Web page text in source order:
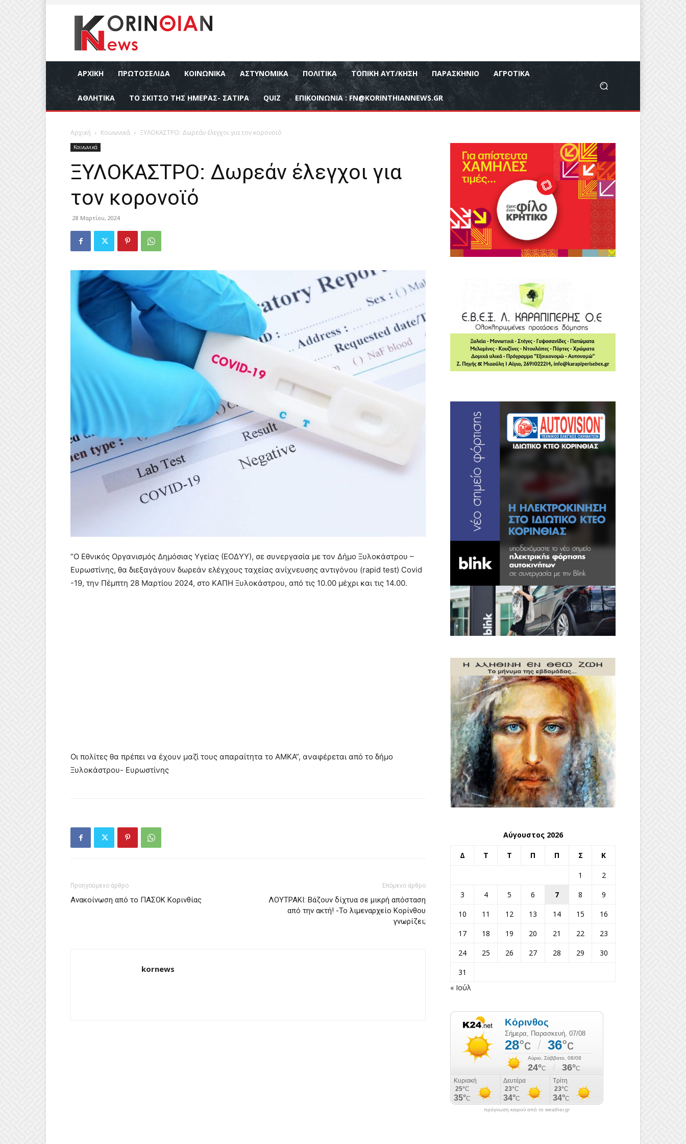
ΑΡΧΙΚΉ ΠΡΩΤΟΣΕΛΙΔΑ ΚΟΙΝΩΝΙΚΆ ΑΣΤΥΝΟΜΙΚΆ ΠΟΛΙΤΙΚΆ ΤΟΠΙΚΉ ΑΥΤ/ΚΗΣΗ ΠΑΡΑΣΚΉΝΙΟ ΑΓΡΟΤΙΚΆ
ΑΘΛΗΤΙΚΆ ΤΟ ΣΚΙΤΣΟ ΤΗΣ ΗΜΕΡΑΣ- ΣΑΤΙΡΑ QUIZ ΕΠΙΚΟΙΝΩΝΊΑ : FN@KORINTHIANNEWS.GR
Αρχική Κοινωνικά ΞΥΛΟΚΑΣΤΡΟ: Δωρεάν έλεγχοι για τον κορονοϊό
Κοινωνικά
ΞΥΛΟΚΑΣΤΡΟ: Δωρεάν έλεγχοι για
τον κορονοϊό
28 Μαρτίου, 2024
“Ο Εθνικός Οργανισμός Δημόσιας Υγείας (ΕΟΔΥΥ), σε συνεργασία με τον Δήμο Ξυλοκάστρου –
Ευρωστίνης, θα διεξαγάγουν δωρεάν ελέγχους ταχείας ανίχνευσης αντιγόνου (rapid test) Covid
-19, την Πέμπτη 28 Μαρτίου 2024, στο ΚΑΠΗ Ξυλοκάστρου, από τις 10.00 μέχρι και τις 14.00.
Οι πολίτες θα πρέπει να έχουν μαζί τους απαραίτητα το ΑΜΚΑ”, αναφέρεται από το δήμο
Ξυλοκάστρου- Ευρωστίνης
Προηγούμενο άρθρο
Ανακοίνωση από το ΠΑΣΟΚ Κορινθίας
Επόμενο άρθρο
ΛΟΥΤΡΑΚΙ: Βάζουν δίχτυα σε μικρή απόσταση
από την ακτή! -Το λιμεναρχείο Κορίνθου
γνωρίζει;
kornews
Αύγουστος 2026
Δ Τ Τ Π Π Σ Κ
1
2
3
4 5 6 7 8
9
10
11 12 13 14 15
16
17
18 19 20 21 22
23
24
25 26 27 28 29
30
31
« Ιούλ
πρόγνωση καιρού από το weather.gr